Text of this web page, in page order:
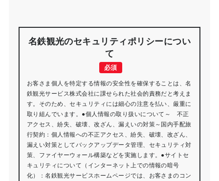
名鉄観光のセキュリティポリシーについ
て
必須
お客さま個人を特定する情報の安全性を確保することは、名
鉄観光サービス株式会社に課せられた社会的責務だと考えま
す。そのため、セキュリティには細心の注意を払い、厳重に
取り組んでいます。●個人情報の取り扱いについて～ 不正
アクセス、紛失、破壊、改ざん、漏えいの対策～国内手配旅
行契約：個人情報への不正アクセス、紛失、破壊、改ざん、
漏えい対策としてバックアップデータ管理、セキュリティ対
策、ファイヤーウォール構築などを実施します。●サイトセ
キュリティについて（インターネット上での情報の暗号
化）：名鉄観光サービスホームページでは、お客さまのコン